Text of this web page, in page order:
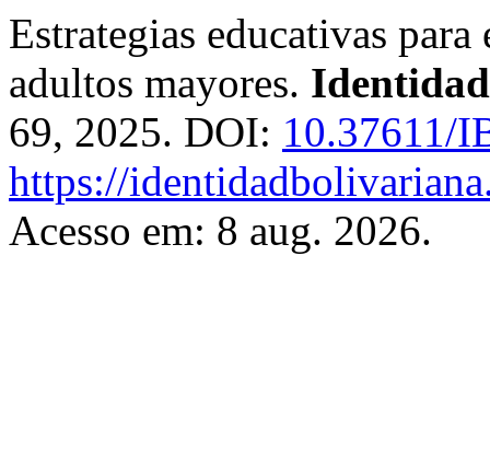
Estrategias educativas
adultos mayores.
69, 2025. DOI: 10.37611/
https://
Acesso em: 8 aug. 2026.